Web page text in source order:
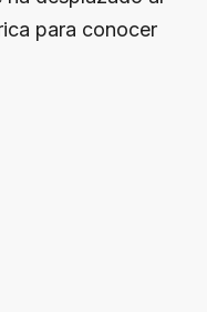
para conocer